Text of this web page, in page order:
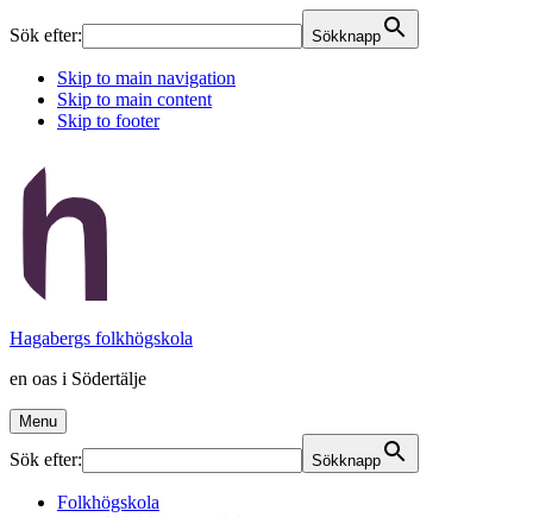
Sök efter: Sökknapp
Skip to main navigation
Skip to main content
Skip to footer
Hagabergs folkhögskola
en oas i Södertälje
Menu
Sök efter: Sökknapp
Folkhögskola